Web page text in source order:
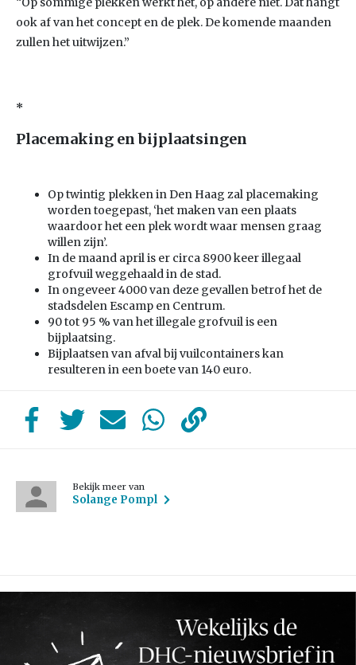
ook af van het concept en de plek. De komende maanden
zullen het uitwijzen.”
*
Placemaking en bijplaatsingen
Op twintig plekken in Den Haag zal placemaking
worden toegepast, ‘het maken van een plaats
waardoor het een plek wordt waar mensen graag
willen zijn’.
In de maand april is er circa 8900 keer illegaal
grofvuil weggehaald in de stad.
In ongeveer 4000 van deze gevallen betrof het de
stadsdelen Escamp en Centrum.
90 tot 95 % van het illegale grofvuil is een
bijplaatsing.
Bijplaatsen van afval bij vuilcontainers kan
resulteren in een boete van 140 euro.
Bekijk meer van
Solange Pompl